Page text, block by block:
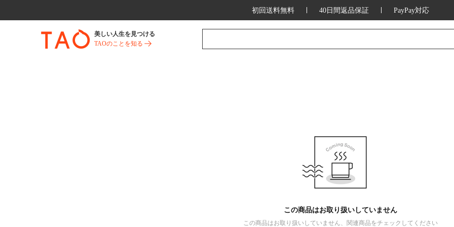
初回送料無料 40日間返品保証 PayPay対応
美しい人生を見つける
TAOのことを知る
この商品はお取り扱いしていません
この商品はお取り扱いしていません、関連商品をチェックしてください